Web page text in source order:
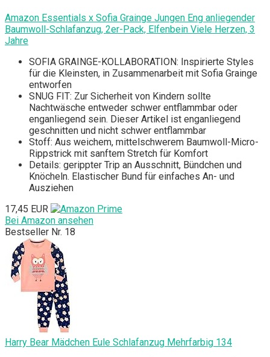
Amazon Essentials x Sofia Grainge Jungen Eng anliegender
Baumwoll-Schlafanzug, 2er-Pack, Elfenbein Viele Herzen, 3
Jahre
SOFIA GRAINGE-KOLLABORATION: Inspirierte Styles
für die Kleinsten, in Zusammenarbeit mit Sofia Grainge
entworfen
SNUG FIT: Zur Sicherheit von Kindern sollte
Nachtwäsche entweder schwer entflammbar oder
enganliegend sein. Dieser Artikel ist enganliegend
geschnitten und nicht schwer entflammbar
Stoff: Aus weichem, mittelschwerem Baumwoll-Micro-
Rippstrick mit sanftem Stretch für Komfort
Details: gerippter Trip an Ausschnitt, Bündchen und
Knöcheln. Elastischer Bund für einfaches An- und
Ausziehen
17,45 EUR
Bei Amazon ansehen
Bestseller Nr. 18
Harry Bear Mädchen Eule Schlafanzug Mehrfarbig 134